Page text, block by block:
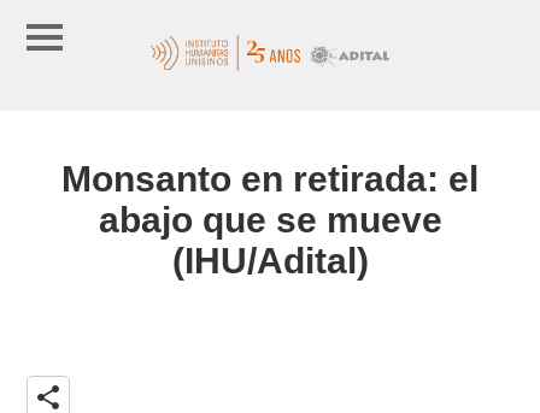
Monsanto en retirada: el
abajo que se mueve
(IHU/Adital)
share